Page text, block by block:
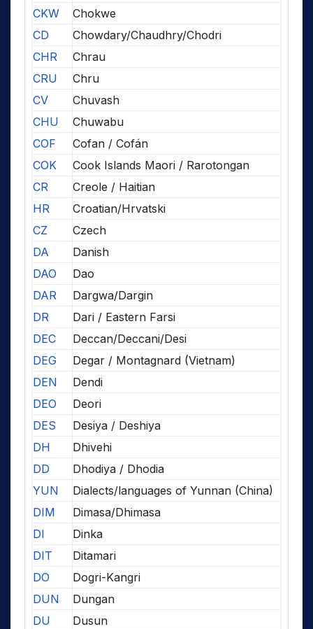
CKW
Chokwe
CD
Chowdary/Chaudhry/Chodri
CHR
Chrau
CRU
Chru
CV
Chuvash
CHU
Chuwabu
COF
Cofan / Cofán
COK
Cook Islands Maori / Rarotongan
CR
Creole / Haitian
HR
Croatian/Hrvatski
CZ
Czech
DA
Danish
DAO
Dao
DAR
Dargwa/Dargin
DR
Dari / Eastern Farsi
DEC
Deccan/Deccani/Desi
DEG
Degar / Montagnard (Vietnam)
DEN
Dendi
DEO
Deori
DES
Desiya / Deshiya
DH
Dhivehi
DD
Dhodiya / Dhodia
YUN
Dialects/languages of Yunnan (China)
DIM
Dimasa/Dhimasa
DI
Dinka
DIT
Ditamari
DO
Dogri-Kangri
DUN
Dungan
DU
Dusun